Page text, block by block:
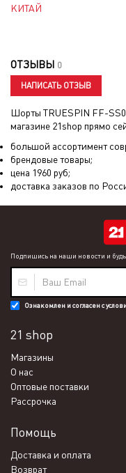
КИТАЙ
ОТЗЫВЫ 0
НАПИСАТЬ ОТЗЫВ
Шорты TRUESPIN FF-
магазине 21shop прямо
большой ассортимент
брендовые товары;
цена 1960 руб;
доставка заказов по
Подпишись на наши новости и
Ознакомлен и согласен с
21 shop
Магазины
О нас
Оптовые поставки
Рассрочка
Помощь
Доставка и оплата
Возврат